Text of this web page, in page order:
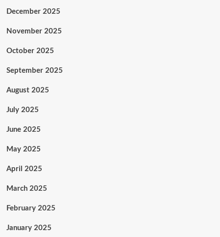
December 2025
November 2025
October 2025
September 2025
August 2025
July 2025
June 2025
May 2025
April 2025
March 2025
February 2025
January 2025